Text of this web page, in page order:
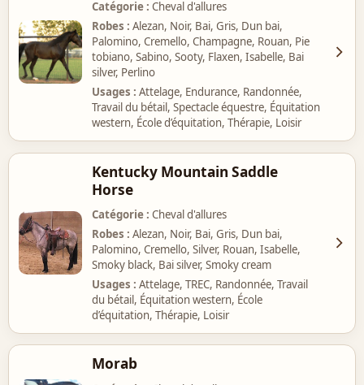
Catégorie Cheval d'allures
Robes
Alezan, Noir, Bai, Gris, Dun bai,
Palomino, Cremello, Champagne, Rouan, Pie
tobiano, Sabino, Sooty, Flaxen, Isabelle, Bai
silver, Perlino
Usages
Attelage, Endurance, Randonnée,
Travail du bétail, Spectacle équestre, Équitation
western, École d’équitation, Thérapie, Loisir
Kentucky Mountain Saddle
Horse
Catégorie Cheval d'allures
Robes
Alezan, Noir, Bai, Gris, Dun bai,
Palomino, Cremello, Silver, Rouan, Isabelle,
Smoky black, Bai silver, Smoky cream
Usages
Attelage, TREC, Randonnée, Travail
du bétail, Équitation western, École
d’équitation, Thérapie, Loisir
Morab